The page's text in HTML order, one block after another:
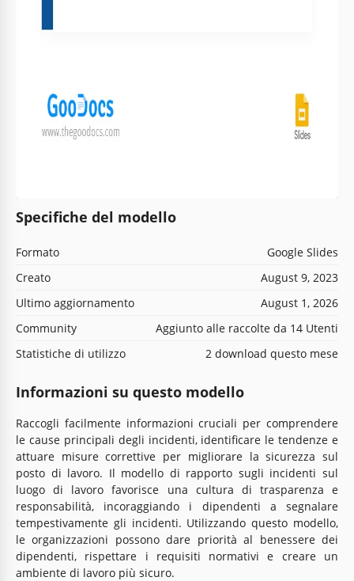
Specifiche del modello
Formato
Google Slides
Creato
August 9, 2023
Ultimo aggiornamento
August 1, 2026
Community
Aggiunto alle raccolte da 14 Utenti
Statistiche di utilizzo
2 download questo mese
Informazioni su questo modello
Raccogli facilmente informazioni cruciali per comprendere
le cause principali degli incidenti, identificare le tendenze e
attuare misure correttive per migliorare la sicurezza sul
posto di lavoro. Il modello di rapporto sugli incidenti sul
luogo di lavoro favorisce una cultura di trasparenza e
responsabilità, incoraggiando i dipendenti a segnalare
tempestivamente gli incidenti. Utilizzando questo modello,
le organizzazioni possono dare priorità al benessere dei
dipendenti, rispettare i requisiti normativi e creare un
ambiente di lavoro più sicuro.